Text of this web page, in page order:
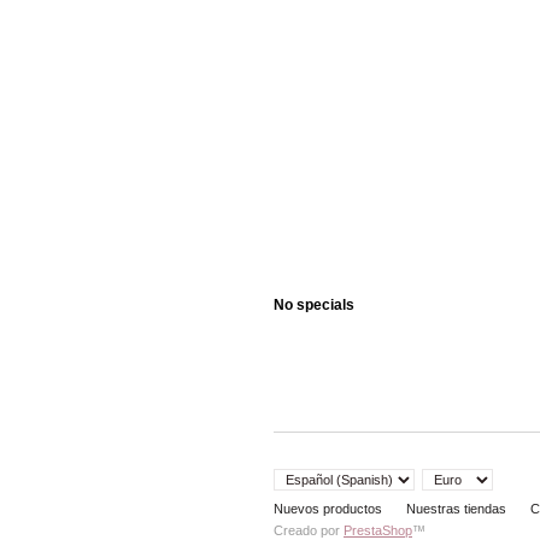
No specials
Nuevos productos Nuestras tiendas
Creado por PrestaShop™